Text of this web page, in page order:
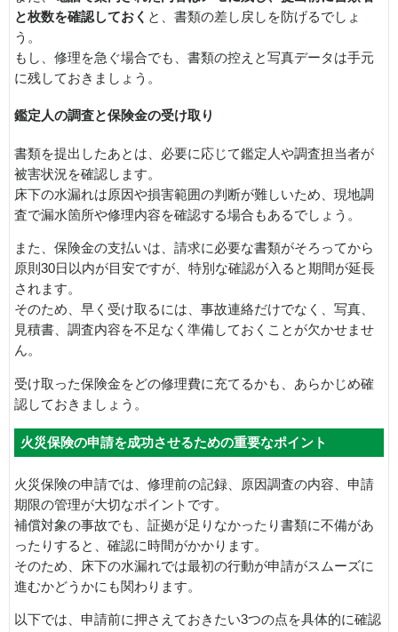
と枚数を確認しておく と、書類の差し戻しを防げるでしょ
う。
もし、修理を急ぐ場合でも、書類の控えと写真データは手元
に残しておきましょう。
鑑定人の調査と保険金の受け取り
書類を提出したあとは、必要に応じて鑑定人や調査担当者が
被害状況を確認します。
床下の水漏れは原因や損害範囲の判断が難しいため、現地調
査で漏水箇所や修理内容を確認する場合もあるでしょう。
また、保険金の支払いは、請求に必要な書類がそろってから
原則30日以内が目安ですが、特別な確認が入ると期間が延長
されます。
そのため、早く受け取るには、事故連絡だけでなく、写真、
見積書、調査内容を不足なく準備しておくことが欠かせませ
ん。
受け取った保険金をどの修理費に充てるかも、あらかじめ確
認しておきましょう。
火災保険の申請を成功させるための重要なポイント
火災保険の申請では、修理前の記録、原因調査の内容、申請
期限の管理が大切なポイントです。
補償対象の事故でも、証拠が足りなかったり書類に不備があ
ったりすると、確認に時間がかかります。
そのため、床下の水漏れでは最初の行動が申請がスムーズに
進むかどうかにも関わります。
以下では、申請前に押さえておきたい3つの点を具体的に確認